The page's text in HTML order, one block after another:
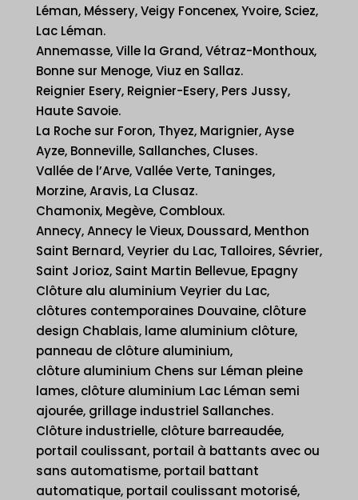
Léman, Méssery, Veigy Foncenex, Yvoire, Sciez,
Lac Léman.
Annemasse, Ville la Grand, Vétraz-Monthoux,
Bonne sur Menoge, Viuz en Sallaz.
Reignier Esery, Reignier-Esery, Pers Jussy,
Haute Savoie.
La Roche sur Foron, Thyez, Marignier, Ayse
Ayze, Bonneville, Sallanches, Cluses.
Vallée de l’Arve, Vallée Verte, Taninges,
Morzine, Aravis, La Clusaz.
Chamonix, Megève, Combloux.
Annecy, Annecy le Vieux, Doussard, Menthon
Saint Bernard, Veyrier du Lac, Talloires, Sévrier,
Saint Jorioz, Saint Martin Bellevue, Epagny
Clôture alu aluminium Veyrier du Lac,
clôtures contemporaines Douvaine, clôture
design Chablais, lame aluminium clôture,
panneau de clôture aluminium,
clôture aluminium Chens sur Léman pleine
lames, clôture aluminium Lac Léman semi
ajourée, grillage industriel Sallanches.
Clôture industrielle, clôture barreaudée,
portail coulissant, portail à battants avec ou
sans automatisme, portail battant
automatique, portail coulissant motorisé,